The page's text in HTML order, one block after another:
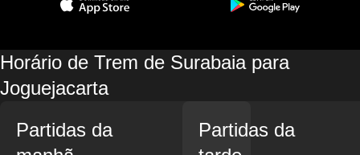
Horário de Trem de Surabaia para
Joguejacarta
Partidas da
Partidas da